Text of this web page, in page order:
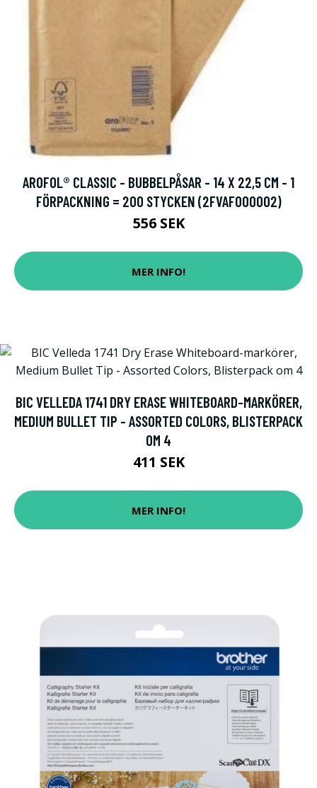
AROFOL® CLASSIC - BUBBELPÅSAR - 14 X 22,5 CM - 1
FÖRPACKNING = 200 STYCKEN (2FVAF000002)
556 SEK
MER INFO!
BIC VELLEDA 1741 DRY ERASE WHITEBOARD-MARKÖRER,
MEDIUM BULLET TIP - ASSORTED COLORS, BLISTERPACK
OM 4
411 SEK
MER INFO!